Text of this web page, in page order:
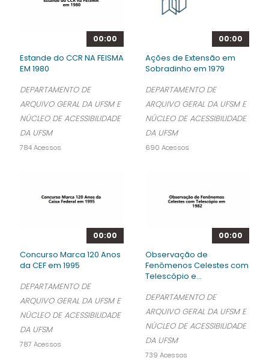
00:00
Estande do CCR NA FEISMA
EM 1980
DEPARTAMENTO DE
ARQUIVO GERAL DA UFSM E
NÚCLEO DE ACESSIBILIDADE
DA UFSM
784 Acessos
00:00
Ações de Extensão em
Sobradinho em 1979
DEPARTAMENTO DE
ARQUIVO GERAL DA UFSM E
NÚCLEO DE ACESSIBILIDADE
DA UFSM
690 Acessos
00:00
Concurso Marca 120 Anos
da CEF em 1995
DEPARTAMENTO DE
ARQUIVO GERAL DA UFSM E
NÚCLEO DE ACESSIBILIDADE
DA UFSM
787 Acessos
00:00
Observação de
Fenômenos Celestes com
Telescópio e...
DEPARTAMENTO DE
ARQUIVO GERAL DA UFSM E
NÚCLEO DE ACESSIBILIDADE
DA UFSM
739 Acessos